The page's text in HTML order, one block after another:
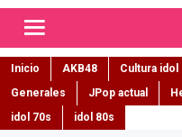
Inicio AKB48 Cultura idol
Generales
JPop actual
idol 70s
idol 80s